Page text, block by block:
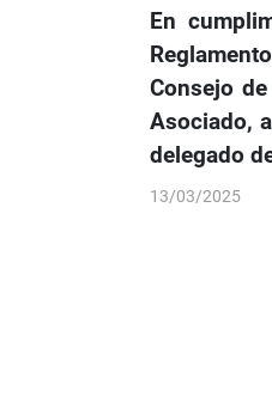
En
Consejo
Asociado,
delegado
13/03/2025